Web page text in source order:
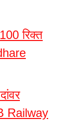
रिक्त
Railway